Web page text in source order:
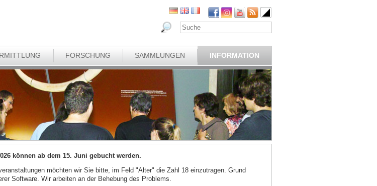
FORSCHUNG SAMMLUNGEN INFORMATION
können ab dem 15. Juni gebucht werden.
möchten wir Sie bitte, im Feld "Alter" die Zahl 18 einzutragen. Grund
Software. Wir arbeiten an der Behebung des Problems.